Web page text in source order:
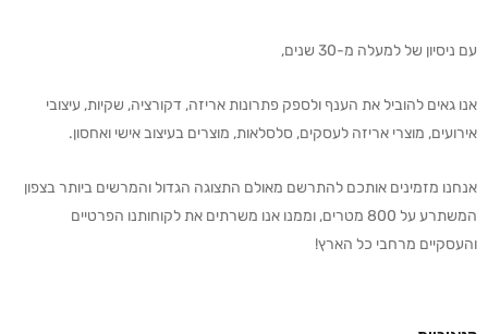
עם ניסיון של למעלה מ-30 שנים,
אנו גאים להוביל את הענף ולספק פתרונות אריזה, דקורציה, שקיות, עיצובי
אירועים, מוצרי אריזה לעסקים, סלסלאות, מוצרים בעיצוב אישי ואחסון.
אנחנו מזמינים אותכם להתרשם מאולם התצוגה הגדול והמרשים ביותר בצפון
המשתרע על 800 מטרים, וממנו אנו משרתים את לקוחותנו הפרטיים
והעסקיים מרחבי כל הארץ!